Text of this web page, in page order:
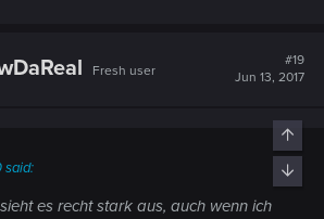
Fresh user
#19
Jun 13, 2017
said:
es recht stark aus, auch wenn ich
Top